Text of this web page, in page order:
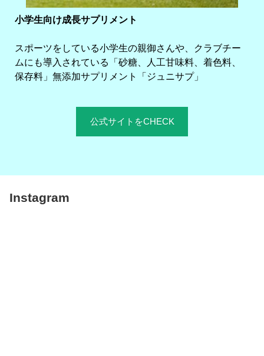
小学生向け成長サプリメント
スポーツをしている小学生の親御さんや、クラブチー
ムにも導入されている「砂糖、人工甘味料、着色料、
保存料」無添加サプリメント「ジュニサプ」
公式サイトをCHECK
Instagram